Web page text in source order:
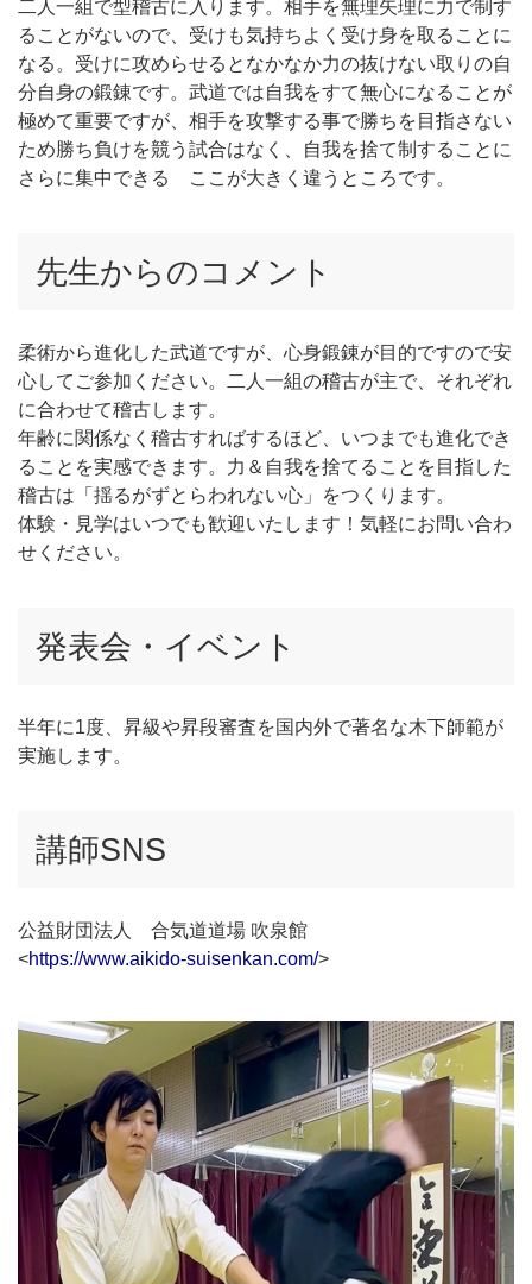
二人一組で型稽古に入ります。相手を無理矢理に力で制す
ることがないので、受けも気持ちよく受け身を取ることに
なる。受けに攻めらせるとなかなか力の抜けない取りの自
分自身の鍛錬です。武道では自我をすて無心になることが
極めて重要ですが、相手を攻撃する事で勝ちを目指さない
ため勝ち負けを競う試合はなく、自我を捨て制することに
さらに集中できる ここが大きく違うところです。
先生からのコメント
柔術から進化した武道ですが、心身鍛錬が目的ですので安
心してご参加ください。二人一組の稽古が主で、それぞれ
に合わせて稽古します。
年齢に関係なく稽古すればするほど、いつまでも進化でき
ることを実感できます。力＆自我を捨てることを目指した
稽古は「揺るがずとらわれない心」をつくります。
体験・見学はいつでも歓迎いたします！気軽にお問い合わ
せください。
発表会・イベント
半年に1度、昇級や昇段審査を国内外で著名な木下師範が
実施します。
講師SNS
公益財団法人 合気道道場 吹泉館
<https://www.aikido-suisenkan.com/>